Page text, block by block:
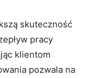
skuteczność
pracy
klientom
pozwala na